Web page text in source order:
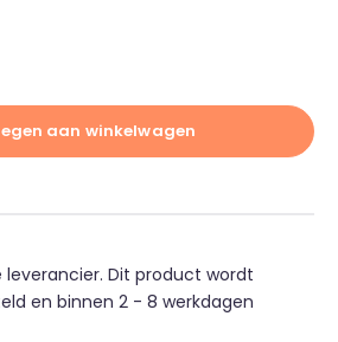
aan winkelwagen
leverancier. Dit product wordt
en binnen 2 - 8 werkdagen